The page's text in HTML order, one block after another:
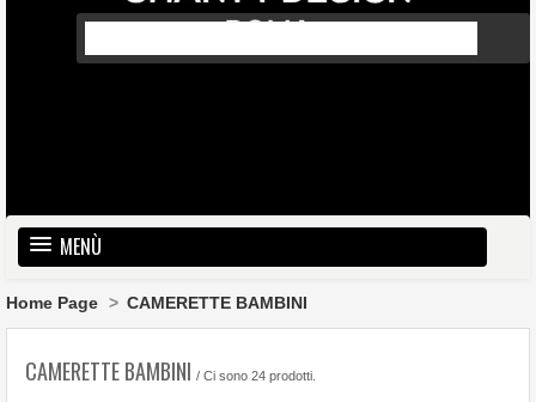
MENÙ
HOME
Home Page > CAMERETTE BAMBINI
CAMERETTE BAMBINI / Ci sono 24 prodotti.